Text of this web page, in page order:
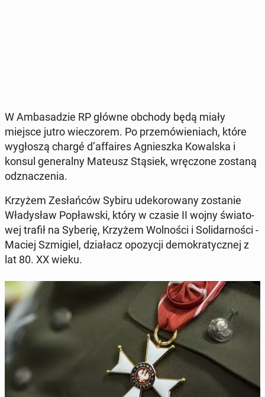
W Am­ba­sa­dzie RP główne obchody będą miały
miejsce jutro wie­czo­rem. Po prze­mó­wie­niach, które
wy­gło­szą chargé d’af­fa­ires Agniesz­ka Ko­wal­ska i
konsul ge­ne­ral­ny Mateusz Stąsiek, wrę­czo­ne zostaną
od­zna­cze­nia.
Krzyżem Ze­słań­ców Sybiru ude­ko­ro­wa­ny zo­sta­nie
Wła­dy­sław Po­pław­ski, który w czasie II wojny świa­to­
wej trafił na Syberię, Krzyżem Wol­no­ści i So­li­dar­no­ści -
Maciej Szmi­giel, dzia­łacz opo­zy­cji de­mo­kra­tycz­nej z
lat 80. XX wieku.